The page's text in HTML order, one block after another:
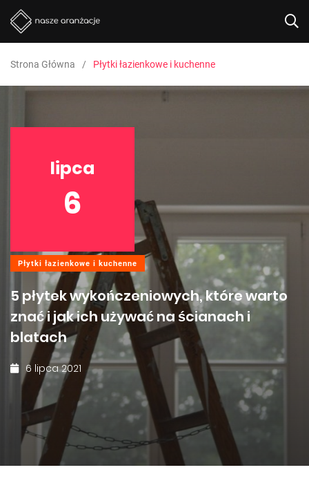
Strona Główna Płytki łazienkowe i kuchenne
lipca
6
Płytki łazienkowe i kuchenne
5 płytek wykończeniowych, które warto
znać i jak ich używać na ścianach i
blatach
6 lipca 2021